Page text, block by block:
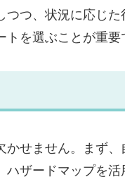
つ、状況に応じ
を選ぶことが重要
せません。まず
ザードマップを